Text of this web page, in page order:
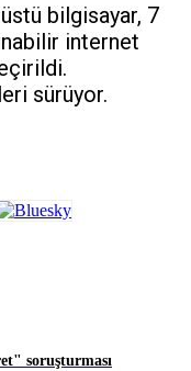
bilgisayar, 7
internet
sürüyor.
soruşturması